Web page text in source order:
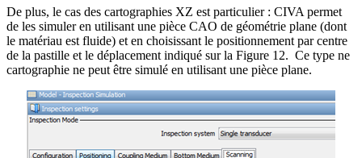
De plus, le cas des cartographies XZ est particulier : CIVA permet
de les simuler en utilisant une pièce CAO de géométrie plane (dont
le matériau est fluide) et en choisissant le positionnement par centre
de la pastille et le déplacement indiqué sur la Figure 12. Ce type ne
cartographie ne peut être simulé en utilisant une pièce plane.